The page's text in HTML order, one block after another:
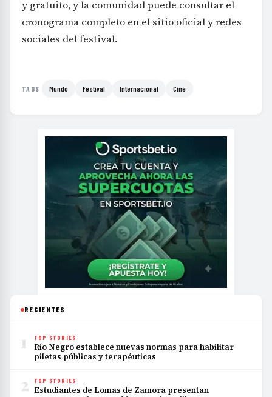
sociales del festival.
1 TOP STORIES
Río Negro establece nuevas normas para habilitar
2 TOP STORIES
Estudiantes de Lomas de Zamora presentan
POLÍTICA